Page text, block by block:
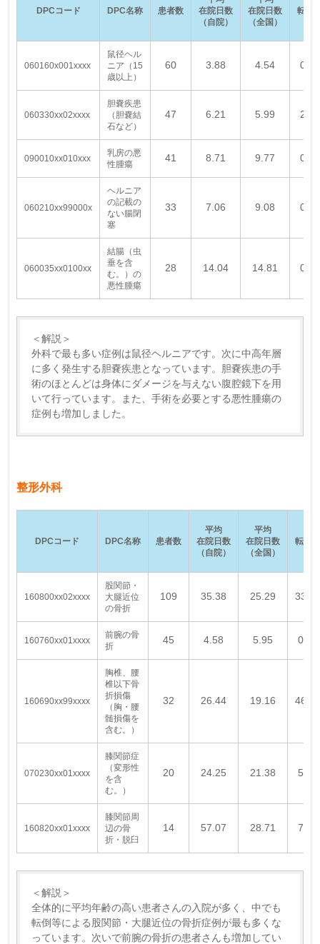
DPCコード DPC名称 患者数
在院日数
（自院）
在院日数
（全国）
転院
060160x001xxxx
鼠径ヘル
ニア（15
歳以上）
60 3.88 4.54 0.00
060330xx02xxxx
胆嚢疾患
（胆嚢結
石など）
47 6.21 5.99 2.13
090010xx010xxx
乳房の悪
性腫瘍
41 8.71 9.77 0.00
060210xx99000x
ヘルニア
の記載の
ない腸閉
塞
33 7.06 9.08 0.00
060035xx0100xx
結腸（虫
垂を含
む。）の
悪性腫瘍
28 14.04 14.81 0.00
＜解説＞
外科で最も多い症例は鼠径ヘルニアです。次に中高年層
に多く発生する胆嚢疾患となっています。胆嚢疾患の手
術のほとんどは身体にダメージを与えない腹腔鏡下を用
いて行っています。また、手術を必要とする悪性腫瘍の
症例も増加しました。
整形外科
DPCコード DPC名称 患者数
平均
在院日数
（自院）
平均
在院日数
（全国）
転院
160800xx02xxxx
股関節・
大腿近位
の骨折
109 35.38 25.29
160760xx01xxxx
前腕の骨
折
45 4.58 5.95 0.00
160690xx99xxxx
胸椎、腰
椎以下骨
折損傷
（胸・腰
髄損傷を
含む。）
32 26.44 19.16
070230xx01xxxx
膝関節症
（変形性
を含
む。）
20 24.25 21.38 5.00
160820xx01xxxx
膝関節周
辺の骨
折・脱臼
14 57.07 28.71 7.14
＜解説＞
全体的に平均年齢の高い患者さんの入院が多く、中でも
転倒等による股関節・大腿近位の骨折症例が最も多くな
っています。次いで前腕の骨折の患者さんも増加してい